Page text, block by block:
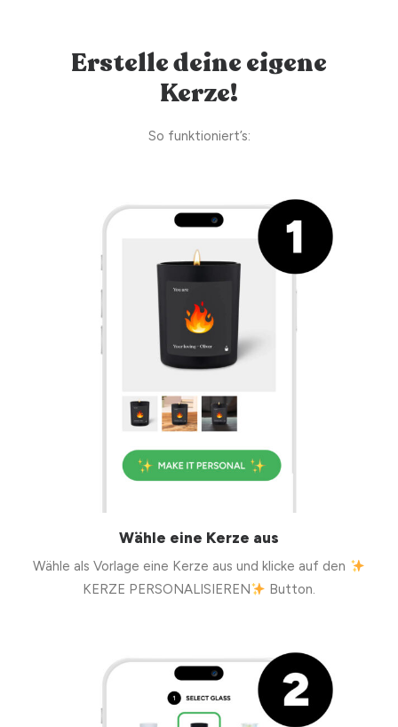
Erstelle deine eigene
Kerze!
So funktioniert’s:
Wähle eine Kerze aus
Wähle als Vorlage eine Kerze aus und klicke auf den
KERZE PERSONALISIEREN
Button.